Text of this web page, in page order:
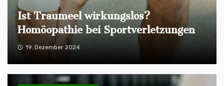
Ist Traumeel wirkungslos?
Homöopathie bei Sportverletzungen
19. Dezember 2024